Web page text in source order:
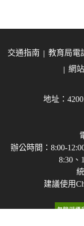
交通指南 教育局電
網
地址：
辦公時間：8:00-
8:30、
建議使用